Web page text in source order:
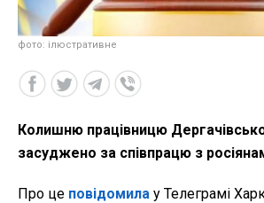
фото: ілюстративне
Колишню працівницю
засуджено за співпрацю з
Про це повідомила у Телеграмі